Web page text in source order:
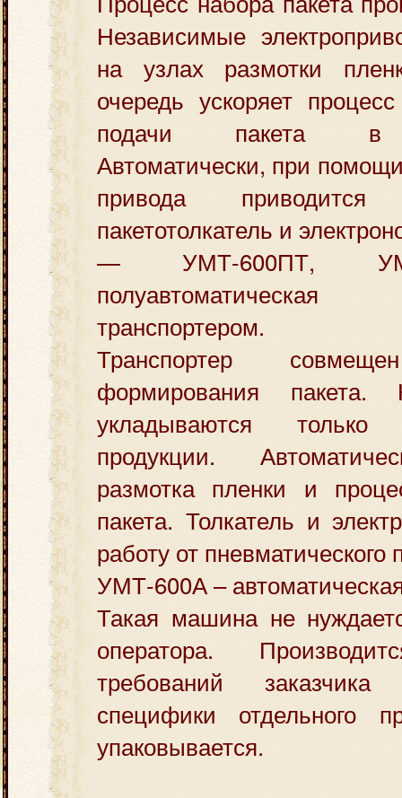
Независимые
на узлах размотки
очередь ускоряет
подачи пакета в
Автоматически, при
привода
пакетотолкатель и
— УМТ-600ПТ,
транспортером.
Транспортер
формирования пакета.
укладываются
продукции.
размотка пленки и
пакета. Толкатель и
работу от пневматического
УМТ-600А –
Такая машина не
оператора.
требований
специфики отдельного
упаковывается.